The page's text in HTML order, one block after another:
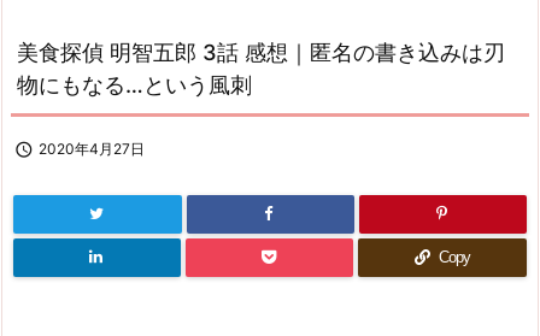
次へ
検索
美食探偵 明智五郎 3話 感想｜匿名の書き込みは刃
物にもなる…という風刺
 2020年4月27日
Copy